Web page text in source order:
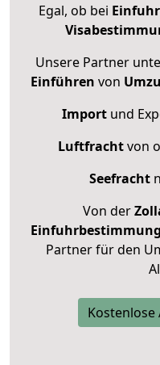
Egal, ob bei
Unsere Partner
Einführen von
Import und
Luftfrachtvon
Seefracht
Von der
Einfuhrbestimmung
Partner für den